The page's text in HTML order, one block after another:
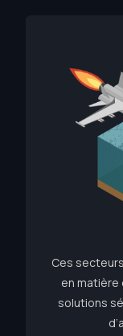
Ces
en
solutions